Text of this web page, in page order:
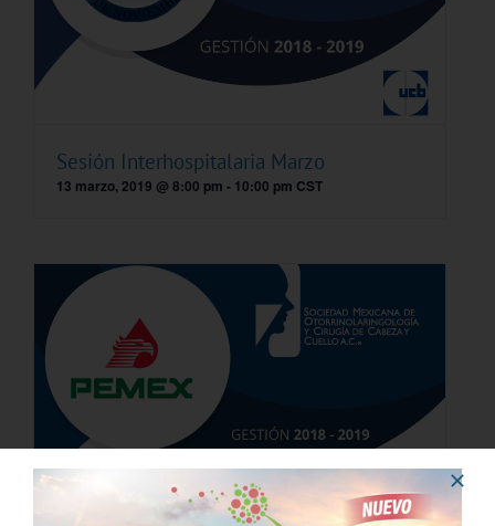
Sesión Interhospitalaria Marzo
13 marzo, 2019 @ 8:00 pm - 10:00 pm CST